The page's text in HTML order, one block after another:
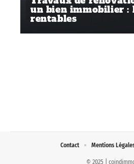
un bien immobilier :
rentables
© 2025 |
Contact Mentions